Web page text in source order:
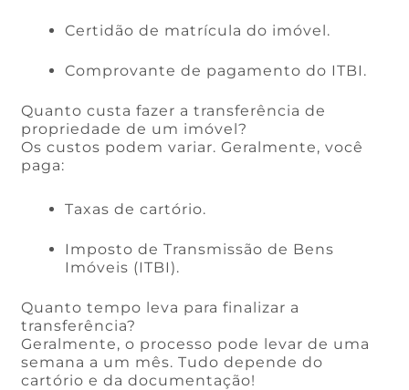
Certidão de matrícula do imóvel.
Comprovante de pagamento do ITBI.
Quanto custa fazer a transferência de
propriedade de um imóvel?
Os custos podem variar. Geralmente, você
paga:
Taxas de cartório.
Imposto de Transmissão de Bens
Imóveis (ITBI).
Quanto tempo leva para finalizar a
transferência?
Geralmente, o processo pode levar de uma
semana a um mês. Tudo depende do
cartório e da documentação!